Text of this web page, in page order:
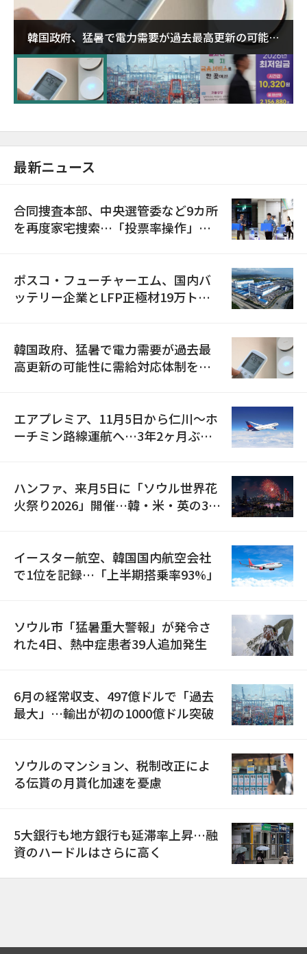
韓国政府、猛暑で電力需要が過去最高更新の可能性
に需給対応体制を点検
最新ニュース
合同捜査本部、中央選管委など9カ所
を再度家宅捜索…「投票率操作」の
ポスコ・フューチャーエム、国内バ
ッテリー企業とLFP正極材19万トン
韓国政府、猛暑で電力需要が過去最
高更新の可能性に需給対応体制を点
エアプレミア、11月5日から仁川〜ホ
ーチミン路線運航へ…3年2ヶ月ぶり
ハンファ、来月5日に「ソウル世界花
火祭り2026」開催…韓・米・英の3カ
イースター航空、韓国国内航空会社
で1位を記録…「上半期搭乗率93%」
ソウル市「猛暑重大警報」が発令さ
れた4日、熱中症患者39人追加発生
6月の経常収支、497億ドルで「過去
最大」…輸出が初の1000億ドル突破
ソウルのマンション、税制改正によ
る伝貰の月貰化加速を憂慮
5大銀行も地方銀行も延滞率上昇…融
資のハードルはさらに高く